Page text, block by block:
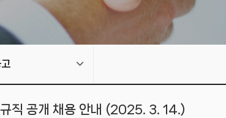
직 공개 채용 안내 (2025. 3. 14.)